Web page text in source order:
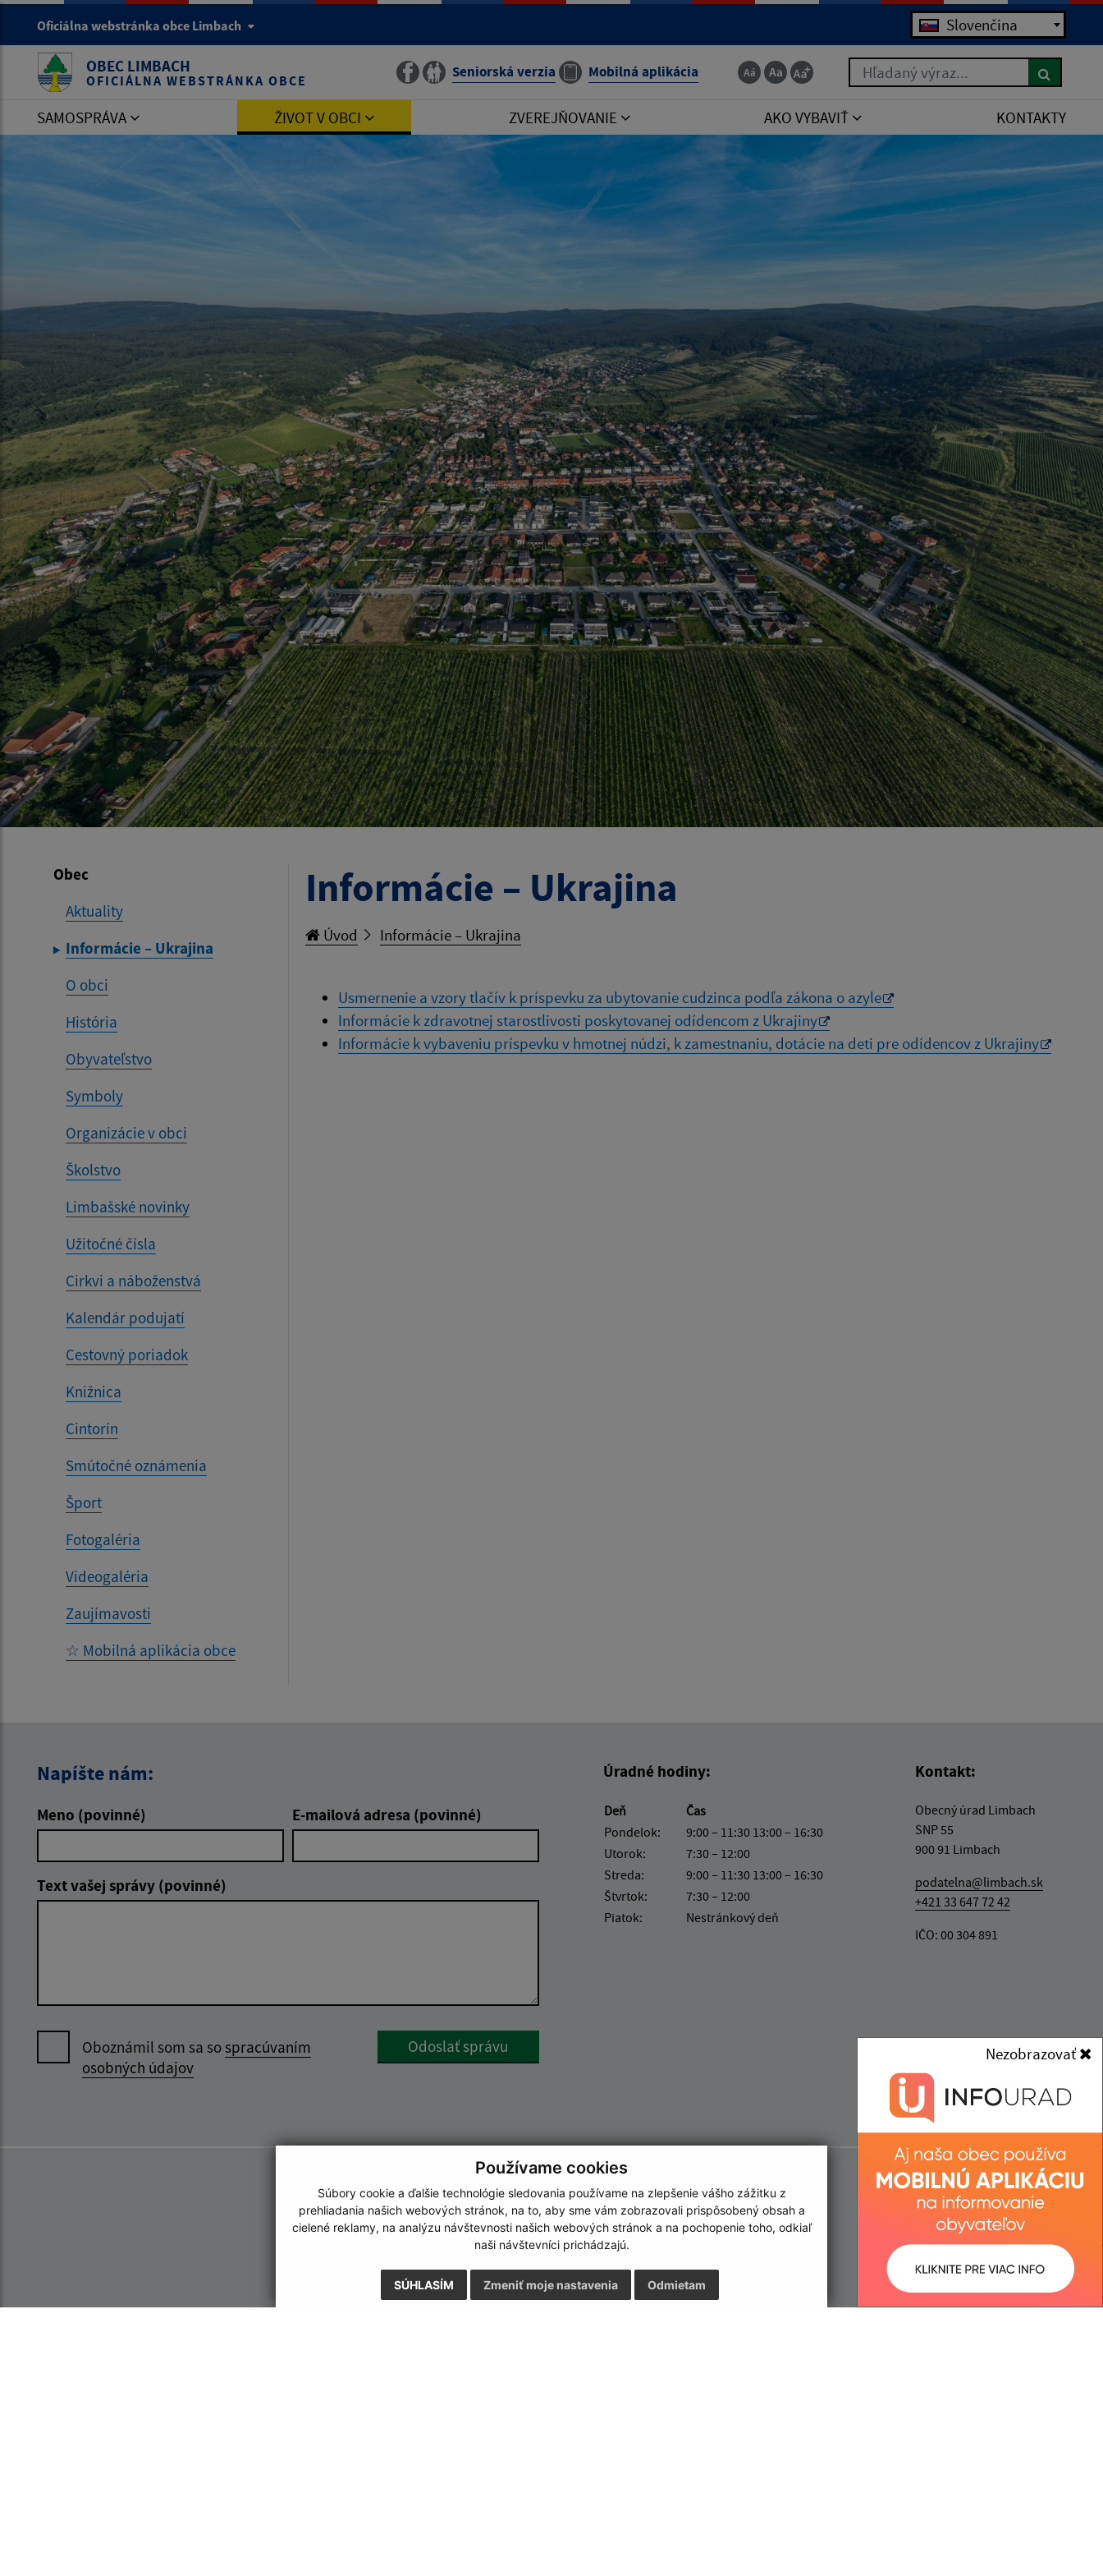
Používame cookies
Súbory cookie a ďalšie technológie sledovania používame na zlepšenie vášho zážitku z
prehliadania našich webových stránok, na to, aby sme vám zobrazovali prispôsobený obsah a
cielené reklamy, na analýzu návštevnosti našich webových stránok a na pochopenie toho, odkiaľ
naši návštevníci prichádzajú.
SÚHLASÍM Odmietam
Zmeniť moje nastavenia
Oficiálna webstránka obce Limbach Jazyk Slovenčina
OBEC LIMBACH
OFICIÁLNA WEBSTRÁNKA OBCE Seniorská verzia Mobilná aplikácia Hľadaný výraz...
SAMOSPRÁVA ŽIVOT V OBCI ZVEREJŇOVANIE AKO VYBAVIŤ KONTAKTY
Obec
Aktuality
Informácie – Ukrajina
O obci
História
Obyvateľstvo
Symboly
Organizácie v obci
Školstvo
Limbašské novinky
Užitočné čísla
Cirkvi a náboženstvá
Kalendár podujatí
Cestovný poriadok
Knižnica
Cintorín
Smútočné oznámenia
Šport
Fotogaléria
Videogaléria
Zaujímavosti
☆ Mobilná aplikácia obce
Informácie – Ukrajina
Úvod Informácie – Ukrajina
Usmernenie a vzory tlačív k príspevku za ubytovanie cudzinca podľa zákona o azyle
Informácie k zdravotnej starostlivosti poskytovanej odídencom z Ukrajiny
Informácie k vybaveniu príspevku v hmotnej núdzi, k zamestnaniu, dotácie na deti pre odídencov z Ukrajiny
Napíšte nám:
Meno (povinné) E-mailová adresa (povinné)
Text vašej správy (povinné)
Oboznámil som sa sospracúvaním
osobných údajov
Odoslať správu
Úradné hodiny:
Deň
Čas
Pondelok:
9:00 – 11:30 13:00 – 16:30
Utorok:
7:30 – 12:00
Streda:
9:00 – 11:30 13:00 – 16:30
Štvrtok:
7:30 – 12:00
Piatok:
Nestránkový deň
Kontakt:
Obecný úrad Limbach
SNP 55
900 91 Limbach
podatelna@limbach.sk
+421 33 647 72 42
IČO: 00 304 891
Nezobrazovať